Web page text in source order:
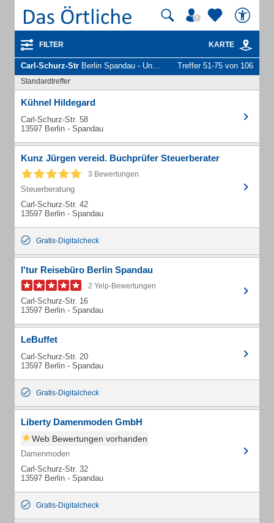
FILTER KARTE
Carl-Schurz-Str Berlin Spandau - Unternehmen und Personen Treffer 51-75 von 106
Standardtreffer
Kühnel Hildegard
Carl-Schurz-Str. 58
13597 Berlin - Spandau
Kunz Jürgen vereid. Buchprüfer Steuerberater
3 Bewertungen
Steuerberatung
Carl-Schurz-Str. 42
13597 Berlin - Spandau
Gratis-Digitalcheck
l'tur Reisebüro Berlin Spandau
2 Yelp-Bewertungen
Carl-Schurz-Str. 16
13597 Berlin - Spandau
LeBuffet
Carl-Schurz-Str. 20
13597 Berlin - Spandau
Gratis-Digitalcheck
Liberty Damenmoden GmbH
Web Bewertungen vorhanden
Damenmoden
Carl-Schurz-Str. 32
13597 Berlin - Spandau
Gratis-Digitalcheck